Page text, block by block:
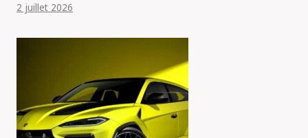
2 juillet 2026